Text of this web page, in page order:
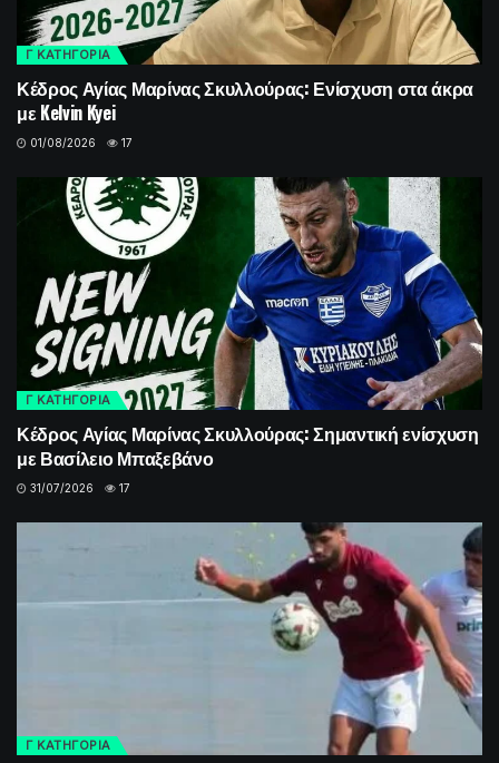
Γ ΚΑΤΗΓΟΡΙΑ
Κέδρος Αγίας Μαρίνας Σκυλλούρας: Ενίσχυση στα άκρα
με Kelvin Kyei
01/08/2026 17
Γ ΚΑΤΗΓΟΡΙΑ
Κέδρος Αγίας Μαρίνας Σκυλλούρας: Σημαντική ενίσχυση
με Βασίλειο Μπαξεβάνο
31/07/2026 17
Γ ΚΑΤΗΓΟΡΙΑ